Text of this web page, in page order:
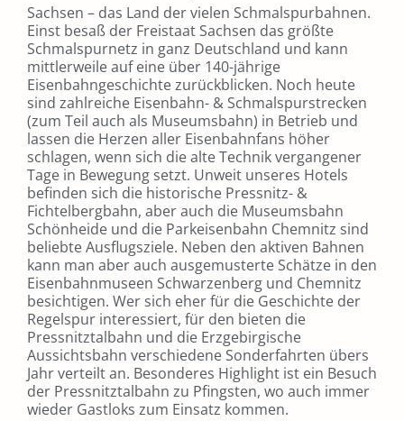
Sachsen – das Land der vielen Schmalspurbahnen.
Einst besaß der Freistaat Sachsen das größte
Schmalspurnetz in ganz Deutschland und kann
mittlerweile auf eine über 140-jährige
Eisenbahngeschichte zurückblicken. Noch heute
sind zahlreiche Eisenbahn- & Schmalspurstrecken
(zum Teil auch als Museumsbahn) in Betrieb und
lassen die Herzen aller Eisenbahnfans höher
schlagen, wenn sich die alte Technik vergangener
Tage in Bewegung setzt. Unweit unseres Hotels
befinden sich die historische Pressnitz- &
Fichtelbergbahn, aber auch die Museumsbahn
Schönheide und die Parkeisenbahn Chemnitz sind
beliebte Ausflugsziele. Neben den aktiven Bahnen
kann man aber auch ausgemusterte Schätze in den
Eisenbahnmuseen Schwarzenberg und Chemnitz
besichtigen. Wer sich eher für die Geschichte der
Regelspur interessiert, für den bieten die
Pressnitztalbahn und die Erzgebirgische
Aussichtsbahn verschiedene Sonderfahrten übers
Jahr verteilt an. Besonderes Highlight ist ein Besuch
der Pressnitztalbahn zu Pfingsten, wo auch immer
wieder Gastloks zum Einsatz kommen.